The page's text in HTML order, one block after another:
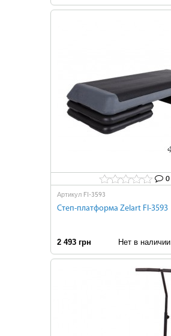
0
Артикул FI-3593
Степ-платформа Zelart FI-3593
2 493 грн Нет в наличии